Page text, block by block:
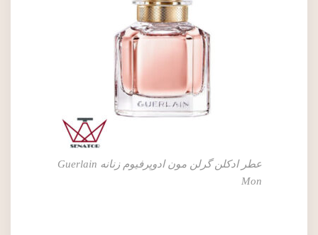
عطر ادکلن گرلن مون ادوپرفیوم زنانه Guerlain
Mon